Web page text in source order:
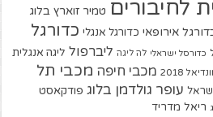
לחיבורים טמיר זוארץ בלוג
אירופאי כדורגל אנגלי כדורגל
כדורסל ישראלי לה ליגה ליברפול ליגה אנגלית
2018 מכבי חיפה מכבי תל
עופר גולדמן בלוג פודקאסט
ריאל מדריד